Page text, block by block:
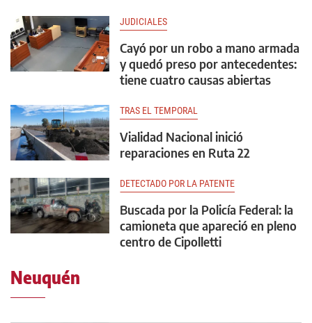
JUDICIALES
Cayó por un robo a mano armada
y quedó preso por antecedentes:
tiene cuatro causas abiertas
TRAS EL TEMPORAL
Vialidad Nacional inició
reparaciones en Ruta 22
DETECTADO POR LA PATENTE
Buscada por la Policía Federal: la
camioneta que apareció en pleno
centro de Cipolletti
Neuquén